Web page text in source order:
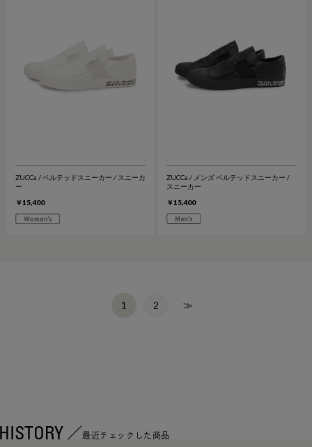
ZUCCa / ベルテッドスニーカー / スニーカ
ー
￥15,400
ZUCCa / メンズ ベルテッドスニーカー /
スニーカー
￥15,400
1 2 ≫
最近チェックした商品